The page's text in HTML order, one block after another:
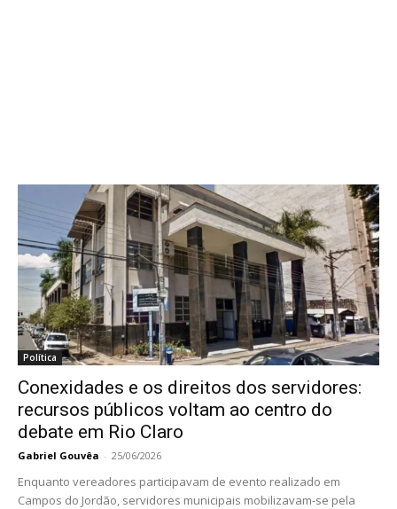
Política
Conexidades e os direitos dos servidores:
recursos públicos voltam ao centro do
debate em Rio Claro
Gabriel Gouvêa - 25/06/2026
Enquanto vereadores participavam de evento realizado em
Campos do Jordão, servidores municipais mobilizavam-se pela